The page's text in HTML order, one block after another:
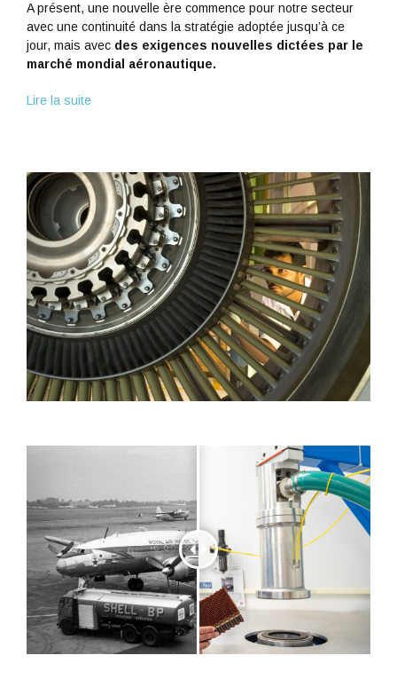
A présent, une nouvelle ère commence pour notre secteur
avec une continuité dans la stratégie adoptée jusqu’à ce
jour, mais avec des exigences nouvelles dictées par le
marché mondial aéronautique.
Lire la suite